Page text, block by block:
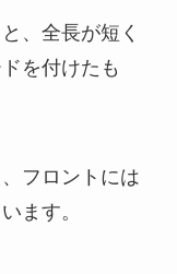
、全長が短く
を付けたも
フロントには
ます。